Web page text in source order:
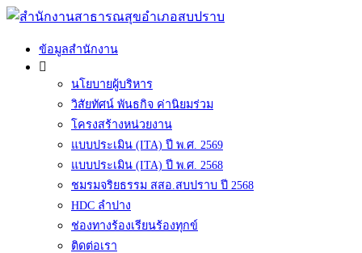
Skip
content
สำนักงานสาธารณสุขอำเภอสบปราบ
ข้อมูลสำนักงาน
นโยบายผู้บริหาร
วิสัยทัศน์ พันธกิจ ค่านิยมร่วม
โครงสร้างหน่วยงาน
แบบประเมิน (ITA) ปี พ.ศ. 2569
แบบประเมิน (ITA) ปี พ.ศ. 2568
ชมรมจริยธรรม สสอ.สบปราบ ปี 2568
HDC ลำปาง
ช่องทางร้องเรียนร้องทุกข์
ติดต่อเรา